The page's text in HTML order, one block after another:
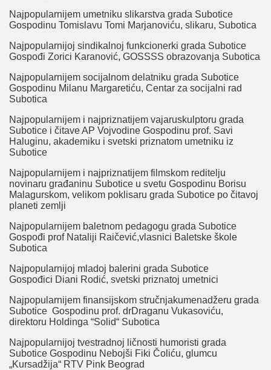
Najpopularnijem umetniku slikarstva grada Subotice
Gospodinu Tomislavu Tomi Marjanoviću, slikaru, Subotica
Najpopularnijoj sindikalnoj funkcionerki grada Subotice
Gospođi Zorici Karanović, GOSSSS obrazovanja Subotica
Najpopularnijem socijalnom delatniku grada Subotice
Gospodinu Milanu Margaretiću, Centar za socijalni rad
Subotica
Najpopularnijem i najpriznatijem vajaruskulptoru grada
Subotice i čitave AP Vojvodine Gospodinu prof. Savi
Haluginu, akademiku i svetski priznatom umetniku iz
Subotice
Najpopularnijem i najpriznatijem filmskom reditelju
novinaru građaninu Subotice u svetu Gospodinu Borisu
Malagurskom, velikom poklisaru grada Subotice po čitavoj
planeti zemlji
Najpopularnijem baletnom pedagogu grada Subotice
Gospođi prof Nataliji Raičević,vlasnici Baletske škole
Subotica
Najpopularnijoj mladoj balerini grada Subotice
Gospođici Diani Rodić, svetski priznatoj umetnici
Najpopularnijem finansijskom stručnjakumenadžeru grada
Subotice Gospodinu prof. drDraganu Vukasoviću,
direktoru Holdinga “Solid“ Subotica
Najpopularnijoj tvestradnoj ličnosti humoristi grada
Subotice Gospodinu Nebojši Fiki Čoliću, glumcu
„Kursadžija“ RTV Pink Beograd